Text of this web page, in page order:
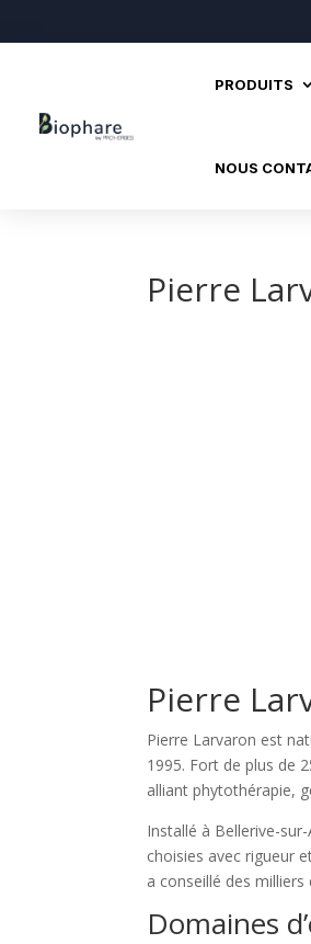
PRODUITS
NOUS
Pierre
Pierre
Pierre Larvaron est
1995. Fort de plus de
alliant phytothérapie,
Installé à Bellerive-
choisies avec rigueur
a conseillé des
Domaines